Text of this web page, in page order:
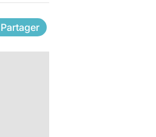
Partager